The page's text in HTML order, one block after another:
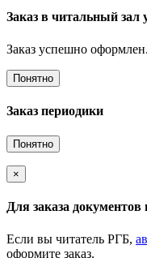
Заказ в читальный
Заказ успешно оформлен.
Понятно
Заказ периодики
Понятно
×
Для заказа
Если вы читатель РГБ,
оформите заказ.